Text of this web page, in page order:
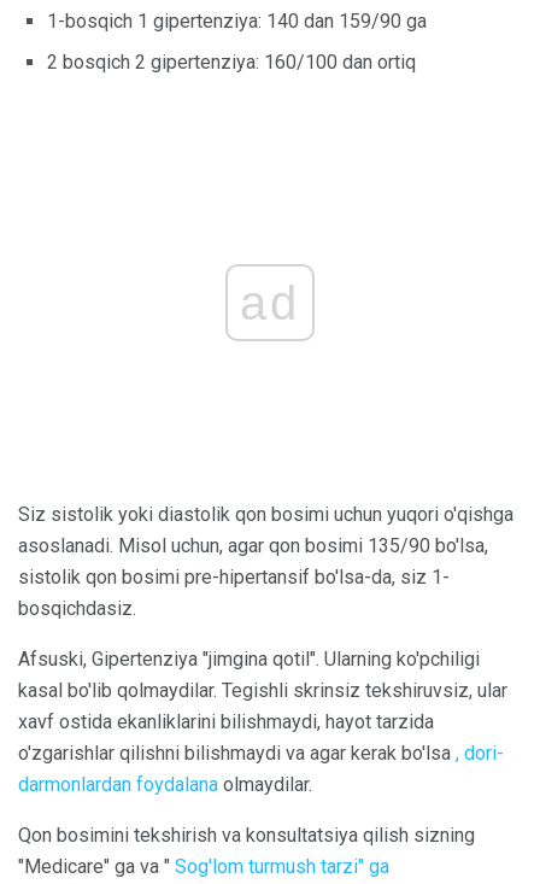
1-bosqich 1 gipertenziya: 140 dan 159/90 ga
2 bosqich 2 gipertenziya: 160/100 dan ortiq
ad
Siz sistolik yoki diastolik qon bosimi uchun yuqori o'qishga
asoslanadi. Misol uchun, agar qon bosimi 135/90 bo'lsa,
sistolik qon bosimi pre-hipertansif bo'lsa-da, siz 1-
bosqichdasiz.
Afsuski, Gipertenziya "jimgina qotil". Ularning ko'pchiligi
kasal bo'lib qolmaydilar. Tegishli skrinsiz tekshiruvsiz, ular
xavf ostida ekanliklarini bilishmaydi, hayot tarzida
o'zgarishlar qilishni bilishmaydi va agar kerak bo'lsa , dori-
darmonlardan foydalana olmaydilar.
Qon bosimini tekshirish va konsultatsiya qilish sizning
"Medicare" ga va " Sog'lom turmush tarzi" ga